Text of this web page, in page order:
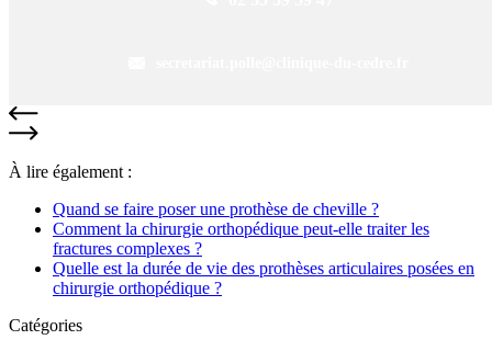
À lire également :
Quand se faire poser une prothèse de cheville ?
Comment la chirurgie orthopédique peut-elle traiter les
fractures complexes ?
Quelle est la durée de vie des prothèses articulaires posées en
chirurgie orthopédique ?
Catégories